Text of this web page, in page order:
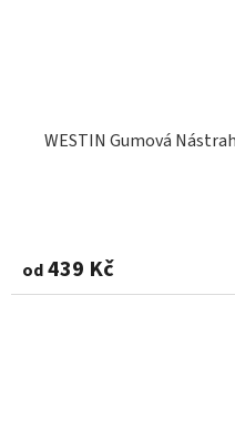
WESTIN Gumová
od439 Kč